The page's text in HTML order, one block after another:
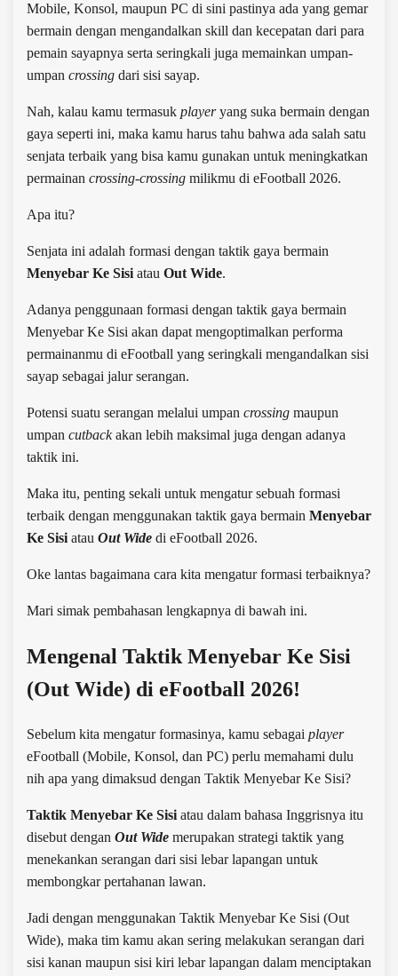
Mobile, Konsol, maupun PC di sini pastinya ada yang gemar
bermain dengan mengandalkan skill dan kecepatan dari para
pemain sayapnya serta seringkali juga memainkan umpan-
umpan crossing dari sisi sayap.
Nah, kalau kamu termasuk playeryang suka bermain dengan
gaya seperti ini, maka kamu harus tahu bahwa ada salah satu
senjata terbaik yang bisa kamu gunakan untuk meningkatkan
permainan crossing-crossing milikmu di eFootball 2026.
Apa itu?
Senjata ini adalah formasi dengan taktik gaya bermain
Menyebar Ke Sisi atau Out Wide.
Adanya penggunaan formasi dengan taktik gaya bermain
Menyebar Ke Sisi akan dapat mengoptimalkan performa
permainanmu di eFootball yang seringkali mengandalkan sisi
sayap sebagai jalur serangan.
Potensi suatu serangan melalui umpan crossing maupun
umpan cutbackakan lebih maksimal juga dengan adanya
taktik ini.
Maka itu, penting sekali untuk mengatur sebuah formasi
terbaik dengan menggunakan taktik gaya bermain Menyebar
Ke Sisi atau Out Wide di eFootball 2026.
Oke lantas bagaimana cara kita mengatur formasi terbaiknya?
Mari simak pembahasan lengkapnya di bawah ini.
Mengenal Taktik Menyebar Ke Sisi
(Out Wide) di eFootball 2026!
Sebelum kita mengatur formasinya, kamu sebagai player
eFootball (Mobile, Konsol, dan PC) perlu memahami dulu
nih apa yang dimaksud dengan Taktik Menyebar Ke Sisi?
Taktik Menyebar Ke Sisi atau dalam bahasa Inggrisnya itu
disebut dengan Out Wide merupakan strategi taktik yang
menekankan serangan dari sisi lebar lapangan untuk
membongkar pertahanan lawan.
Jadi dengan menggunakan Taktik Menyebar Ke Sisi (Out
Wide), maka tim kamu akan sering melakukan serangan dari
sisi kanan maupun sisi kiri lebar lapangan dalam menciptakan